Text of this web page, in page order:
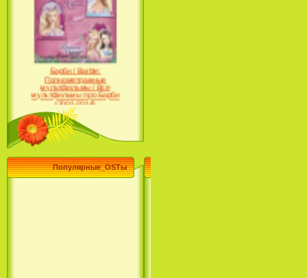
Барби / Barbie:
Полнометражные
мультфильмы / Все
мультфильмы про Барби
(2001-2014)
Популярные_OSTы